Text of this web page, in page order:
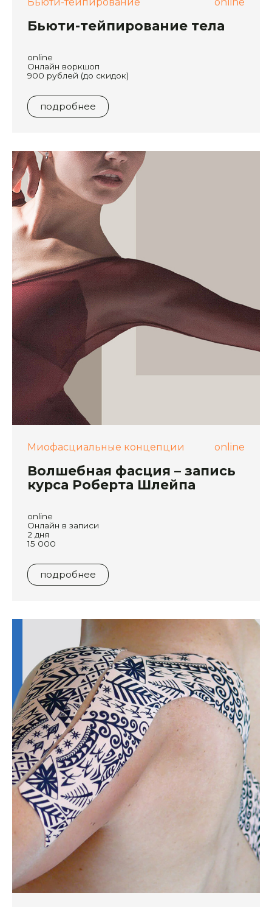
Бьюти-тейпирование тела
online
Онлайн воркшоп
900 рублей (до скидок)
подробнее
Миофасциальные концепции online
Волшебная фасция – запись
курса Роберта Шлейпа
online
Онлайн в записи
2 дня
15 000
подробнее